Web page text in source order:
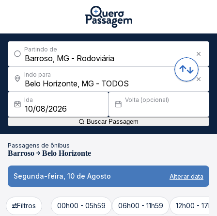
Partindo de
Indo para
Ida Volta (opcional)
Buscar Passagem
Passagens de ônibus
Barroso Belo Horizonte
Segunda-feira, 10 de Agosto Alterar data
Filtros 00h00 - 05h59 06h00 - 11h59 12h00 -